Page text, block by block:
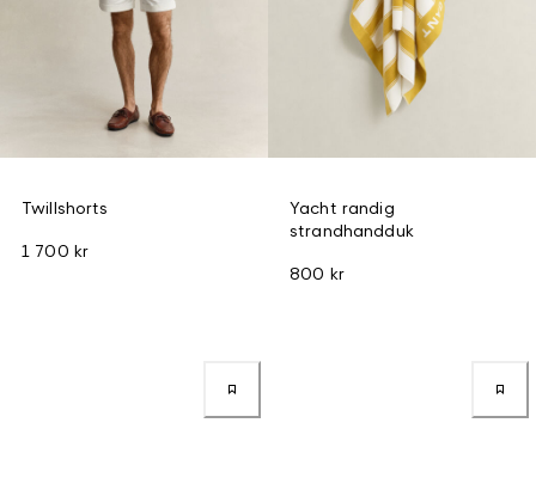
Twillshorts
1 700 kr
Yacht randig
strandhandduk
800 kr